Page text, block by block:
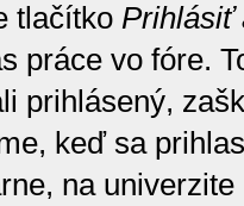
tlačítko Prihlásiť
práce vo fóre.
prihlásený,
keď sa
na univerzite